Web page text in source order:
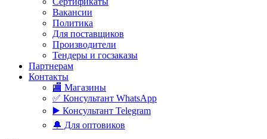
Вакансии
Политика
Для поставщиков
Производители
Тендеры и госзаказы
Партнерам
Контакты
🏬 Магазины
✅️ Консультант WhatsApp
▶️ Консультант Telegram
🔔 Для оптовиков